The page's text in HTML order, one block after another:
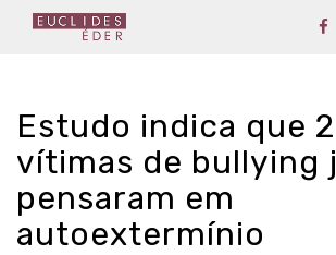
Estudo indica que
vítimas de bullying
pensaram em
autoextermínio